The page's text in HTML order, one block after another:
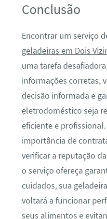
Conclusão
Encontrar um serviço
geladeiras em Dois
uma tarefa
informações corretas,
decisão informada e
eletrodoméstico seja
eficiente e
importância de
verificar a reputação
o serviço ofereça
cuidados, sua
voltará a funcionar
seus alimentos e